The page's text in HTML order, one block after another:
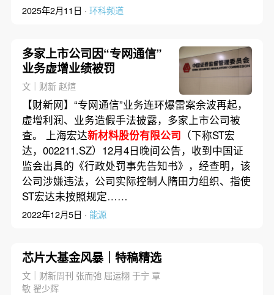
2025年2月11日 · 环科频道
多家上市公司因“专网通信”
业务虚增业绩被罚
文｜财新 赵煊
【财新网】“专网通信”业务连环爆雷案余波再起，
虚增利润、业务造假手法披露，多家上市公司被
查。 上海宏达新材料股份有限公司 （下称ST宏
达，002211.SZ）12月4日晚间公告，收到中国证
监会出具的《行政处罚事先告知书》，经查明，该
公司涉嫌违法，公司实际控制人隋田力组织、指使
ST宏达未按照规定……
2022年12月5日 · 能源
芯片大基金风暴｜特稿精选
文｜财新周刊 张而弛 屈运栩 于宁 覃
敏 翟少辉